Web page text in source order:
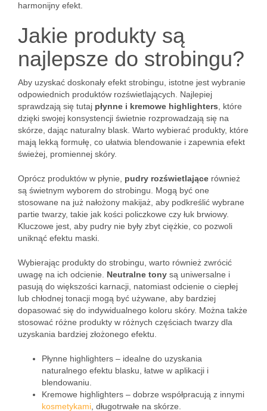
harmonijny efekt.
Jakie produkty są
najlepsze do strobingu?
Aby uzyskać doskonały efekt strobingu, istotne jest wybranie
odpowiednich produktów rozświetlających. Najlepiej
sprawdzają się tutaj płynne i kremowe highlighters , które
dzięki swojej konsystencji świetnie rozprowadzają się na
skórze, dając naturalny blask. Warto wybierać produkty, które
mają lekką formułę, co ułatwia blendowanie i zapewnia efekt
świeżej, promiennej skóry.
Oprócz produktów w płynie, pudry rozświetlające również
są świetnym wyborem do strobingu. Mogą być one
stosowane na już nałożony makijaż, aby podkreślić wybrane
partie twarzy, takie jak kości policzkowe czy łuk brwiowy.
Kluczowe jest, aby pudry nie były zbyt ciężkie, co pozwoli
uniknąć efektu maski.
Wybierając produkty do strobingu, warto również zwrócić
uwagę na ich odcienie. Neutralne tony są uniwersalne i
pasują do większości karnacji, natomiast odcienie o ciepłej
lub chłodnej tonacji mogą być używane, aby bardziej
dopasować się do indywidualnego koloru skóry. Można także
stosować różne produkty w różnych częściach twarzy dla
uzyskania bardziej złożonego efektu.
Płynne highlighters – idealne do uzyskania
naturalnego efektu blasku, łatwe w aplikacji i
blendowaniu.
Kremowe highlighters – dobrze współpracują z innymi
kosmetykami , długotrwałe na skórze.